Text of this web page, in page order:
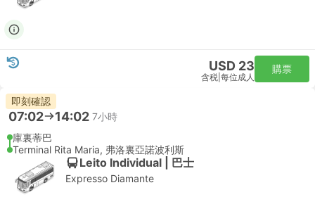
USD 23
含税 每位成人
購票
即刻確認
07:02 14:02 7小時
庫裏蒂巴
Terminal Rita Maria, 弗洛裏亞諾波利斯
Leito Individual | 巴士
Expresso Diamante